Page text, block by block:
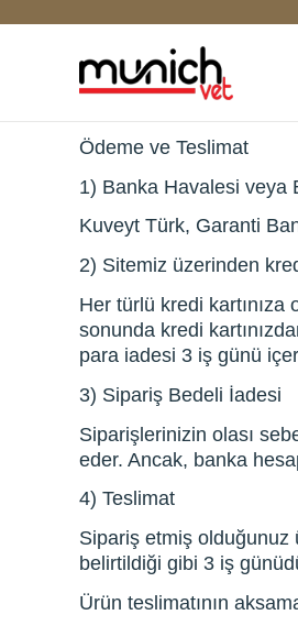
Ödeme ve Teslimat
1) Banka Havalesi veya
Kuveyt Türk, Garanti
2) Sitemiz üzerinden
Her türlü kredi
sonunda kredi
para iadesi 3 iş günü
3) Sipariş Bedeli İadesi
Siparişlerinizin olası
eder. Ancak, banka
4) Teslimat
Sipariş etmiş olduğunuz
belirtildiği gibi 3 iş
Ürün teslimatının